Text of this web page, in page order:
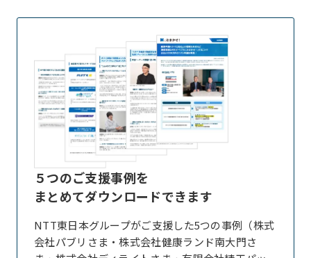
５つのご支援事例を
まとめてダウンロードできます
NTT東日本グループがご支援した5つの事例（株式
会社パブリさま・株式会社健康ランド南大門さ